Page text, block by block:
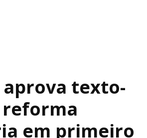
aprova texto-
reforma
em primeiro